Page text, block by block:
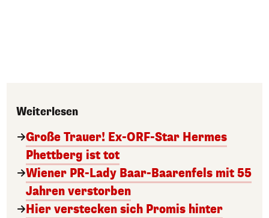
Weiterlesen
Große Trauer! Ex-ORF-Star Hermes
Phettberg ist tot
Wiener PR-Lady Baar-Baarenfels mit 55
Jahren verstorben
Hier verstecken sich Promis hinter